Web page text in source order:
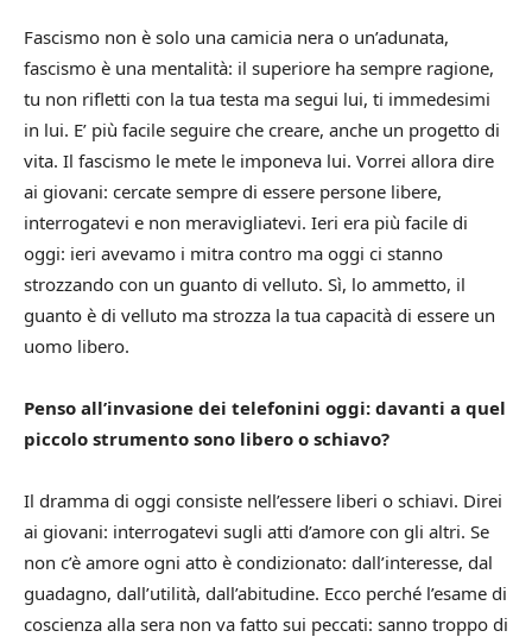
Fascismo non è solo una camicia nera o un’adunata,
fascismo è una mentalità: il superiore ha sempre ragione,
tu non rifletti con la tua testa ma segui lui, ti immedesimi
in lui. E’ più facile seguire che creare, anche un progetto di
vita. Il fascismo le mete le imponeva lui. Vorrei allora dire
ai giovani: cercate sempre di essere persone libere,
interrogatevi e non meravigliatevi. Ieri era più facile di
oggi: ieri avevamo i mitra contro ma oggi ci stanno
strozzando con un guanto di velluto. Sì, lo ammetto, il
guanto è di velluto ma strozza la tua capacità di essere un
uomo libero.
Penso all’invasione dei telefonini oggi: davanti a quel
piccolo strumento sono libero o schiavo?
Il dramma di oggi consiste nell’essere liberi o schiavi. Direi
ai giovani: interrogatevi sugli atti d’amore con gli altri. Se
non c’è amore ogni atto è condizionato: dall’interesse, dal
guadagno, dall’utilità, dall’abitudine. Ecco perché l’esame di
coscienza alla sera non va fatto sui peccati: sanno troppo di